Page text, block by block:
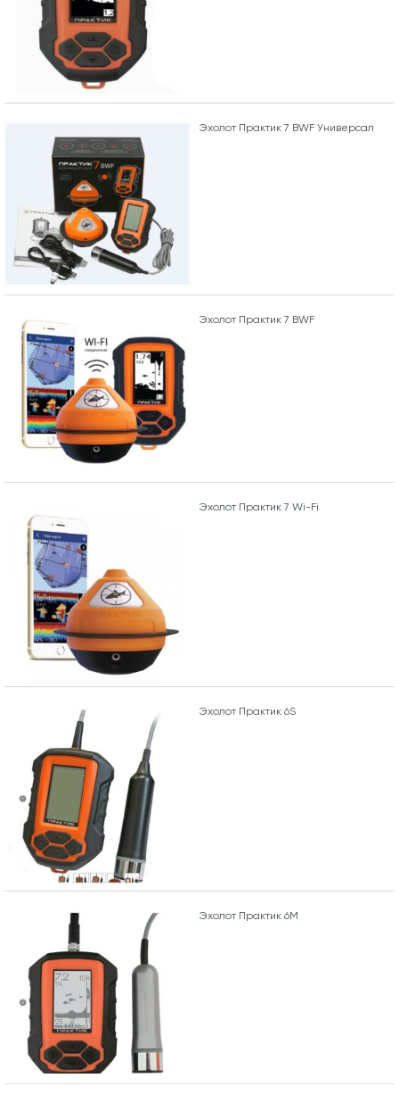
Эхолот Практик 7 BWF Универсал
Эхолот Практик 7 BWF
Эхолот Практик 7 Wi-Fi
Эхолот Практик 6S
Эхолот Практик 6М